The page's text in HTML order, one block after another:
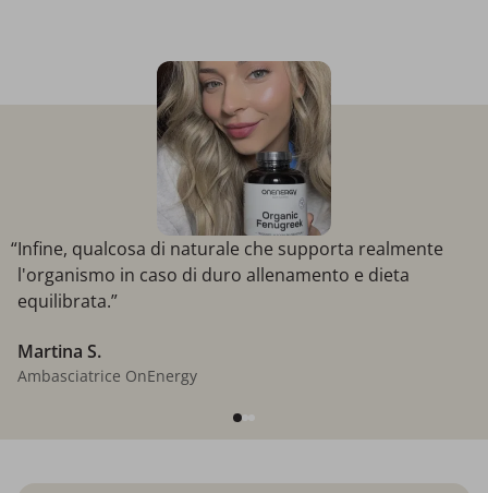
“Infine, qualcosa di naturale che supporta realmente
l'organismo in caso di duro allenamento e dieta
equilibrata.”
Martina S.
Ambasciatrice OnEnergy